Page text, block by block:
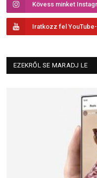
Kövess minket
Iratkozz fel
EZEKRŐL SE MARADJ LE